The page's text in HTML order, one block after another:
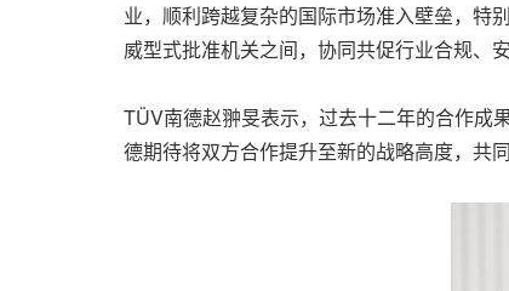
业，顺利跨越复杂的国际市场准入壁垒，特
威型式批准机关之间，协同共促行业合规、
TÜV南德赵翀旻表示，过去十二年的合作成
德期待将双方合作提升至新的战略高度，共